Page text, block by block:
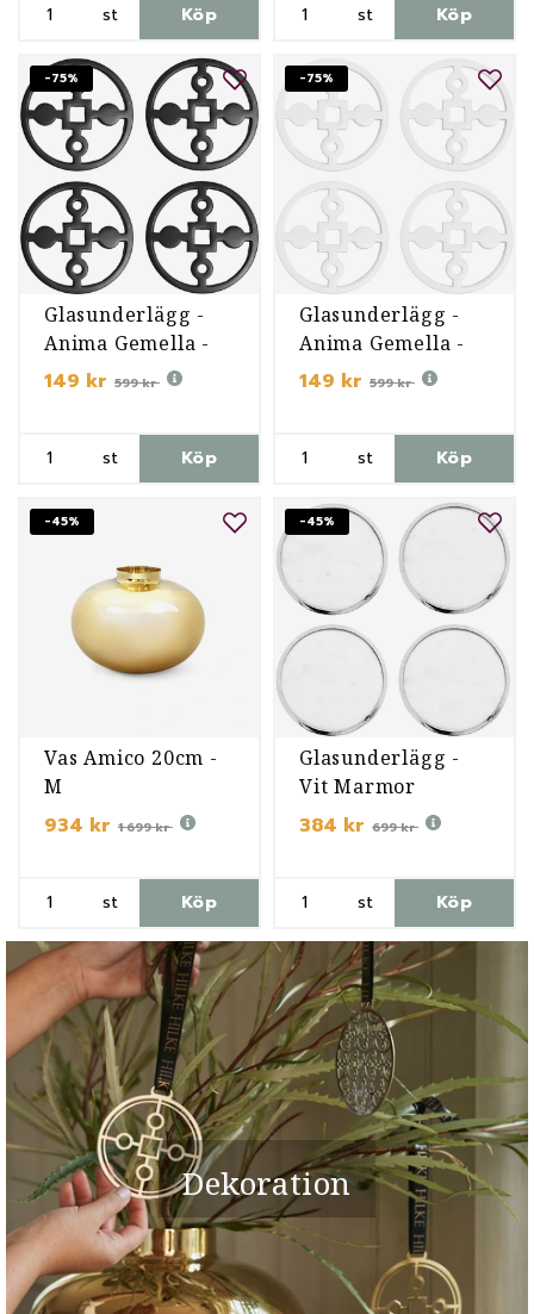
st Köp st Köp
-75%
Glasunderlägg -
Anima Gemella -
Svart
149 kr 599 kr
st Köp
-75%
Glasunderlägg -
Anima Gemella -
Vit
149 kr 599 kr
st Köp
-45%
Vas Amico 20cm -
M
934 kr 1 699 kr
st Köp
-45%
Glasunderlägg -
Vit Marmor
384 kr 699 kr
st Köp
Dekoration